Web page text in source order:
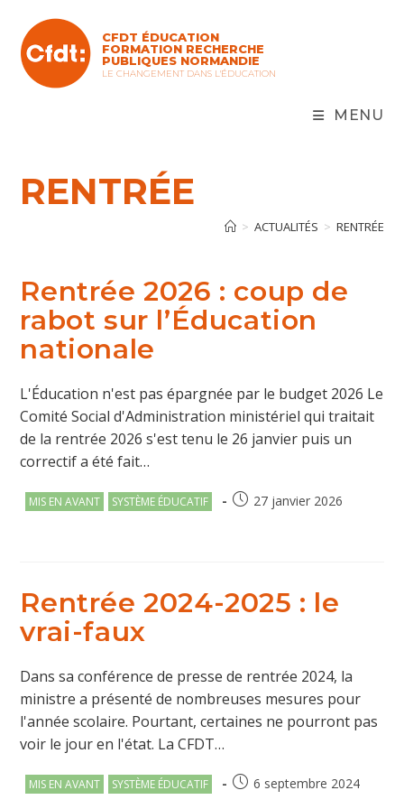
content
CFDT ÉDUCATION
FORMATION RECHERCHE
PUBLIQUES NORMANDIE
LE CHANGEMENT DANS L'ÉDUCATION
MENU
RENTRÉE
> ACTUALITÉS > RENTRÉE
Rentrée 2026 : coup de
rabot sur l’Éducation
nationale
L'Éducation n'est pas épargnée par le budget 2026 Le
Comité Social d'Administration ministériel qui traitait
de la rentrée 2026 s'est tenu le 26 janvier puis un
correctif a été fait…
Post
MIS EN AVANT SYSTÈME ÉDUCATIF
Publication
27 janvier 2026
Rentrée 2024-2025 : le
vrai-faux
Dans sa conférence de presse de rentrée 2024, la
ministre a présenté de nombreuses mesures pour
l'année scolaire. Pourtant, certaines ne pourront pas
voir le jour en l'état. La CFDT…
Post
MIS EN AVANT SYSTÈME ÉDUCATIF
Publication
6 septembre 2024